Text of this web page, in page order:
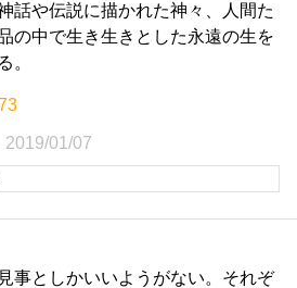
話や伝説に描かれた神々、人間た
の中で生き生きとした永遠の生を
。
2019/01/07
事としかいいようがない。それぞ